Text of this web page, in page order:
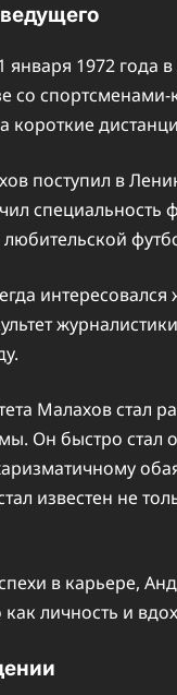
1972 года
со
короткие
поступил в
специальность
любительской
Малахов стал
Он быстро стал
известен не
в карьере,
личность и